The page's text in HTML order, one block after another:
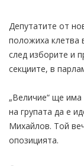
Депутатите от
положиха клетва
след изборите и
секциите, в
„Величие“ ще има
на групата да е
Михайлов. Той
опозицията.